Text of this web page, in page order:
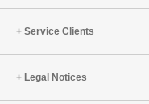
Service Clients
Legal Notices